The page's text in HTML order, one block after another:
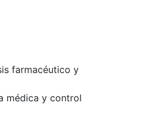
farmacéutico y
médica y control